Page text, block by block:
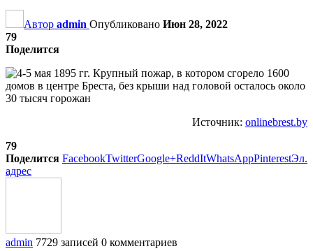
Автор admin Опубликовано Июн 28, 2022
79
Поделится
Источник: onlinebrest.by
79
Поделится FacebookTwitterGoogle+ReddItWhatsAppPinterestЭл.
адрес
admin 7729 записей 0 комментариев